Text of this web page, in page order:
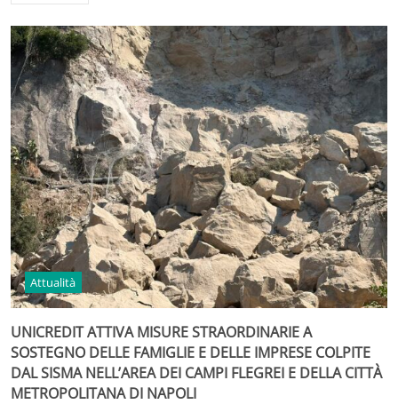
Attualità
UNICREDIT ATTIVA MISURE STRAORDINARIE A
SOSTEGNO DELLE FAMIGLIE E DELLE IMPRESE COLPITE
DAL SISMA NELL’AREA DEI CAMPI FLEGREI E DELLA CITTÀ
METROPOLITANA DI NAPOLI